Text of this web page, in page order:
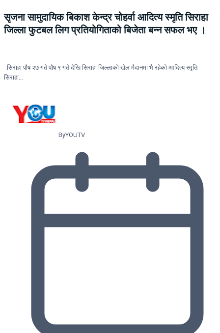
सृजना सामुदायिक बिकाश केन्द्र चोहर्वा आदित्य स्मृति सिराहा
जिल्ला फुटबल लिग प्रतियोगिताको बिजेता बन्न सफल भए ।
सिराहा पौष २७ गते पौष ९ गते देखि सिराहा जिल्लाको खेल मैदानमा भै रहेको आदित्य स्मृति
सिराहा…
ByYOUTV